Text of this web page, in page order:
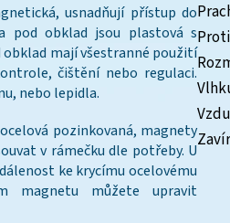
usnadňují přístup do
pod obklad jsou plastová s
obklad mají všestranné použití
čištění nebo regulaci.
nebo lepidla.
pozinkovaná, magnety
v rámečku dle potřeby. U
ke krycímu ocelovému
magnetu můžete upravit